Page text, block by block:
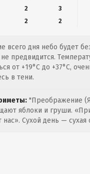
2
3
2
2
всего дня небо будет
предвидится.
от +19°C до +37°C,
в тени.
"Преображение
яблоки и груши.
Сухой день — сухая